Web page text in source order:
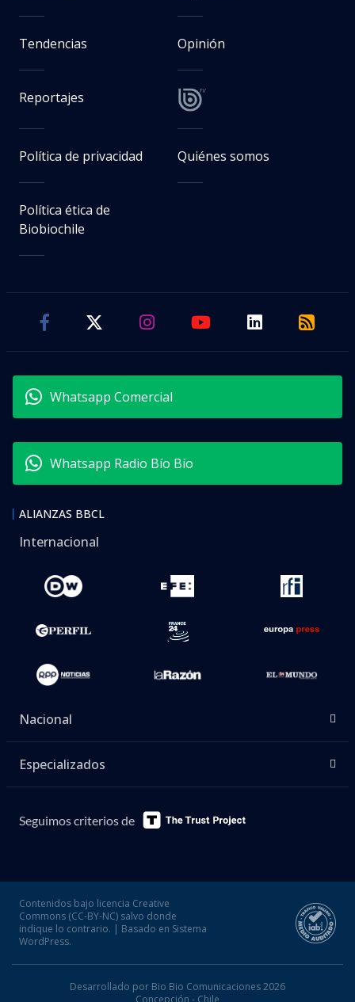
Tendencias Opinión
Reportajes
Política de privacidad Quiénes somos
Política ética de
Biobiochile
Whatsapp Comercial
Whatsapp Radio Bío Bío
ALIANZAS BBCL
Internacional
Nacional
Especializados
Seguimos criterios de
Contenidos bajo licencia Creative
Commons (CC-BY-NC) salvo donde
indique lo contrario. | Basado en Sistema
WordPress.
Desarrollado por Bio Bio Comunicaciones 2026